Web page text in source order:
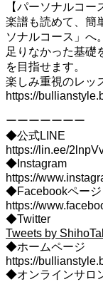
【パーソナルコー
楽譜も読めて、簡
ソナルコース」へ。
足りなかった基礎
を目指せます。
楽しみ重視のレッ
https://
ーーーーーーー
◆公式LINE
https://lin.ee/
◆Instagram
https://
◆Facebookページ
https://
◆Twitter
Tweets by
◆ホームページ
https://
◆オンラインサロ